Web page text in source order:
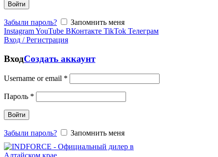
Войти
Забыли пароль?
Запомнить меня
InstagramYouTube ВКонтакте TikTok Телеграм
Вход / Регистрация
ВходСоздать аккаунт
Username or email *
Пароль *
Войти
Забыли пароль? Запомнить меня